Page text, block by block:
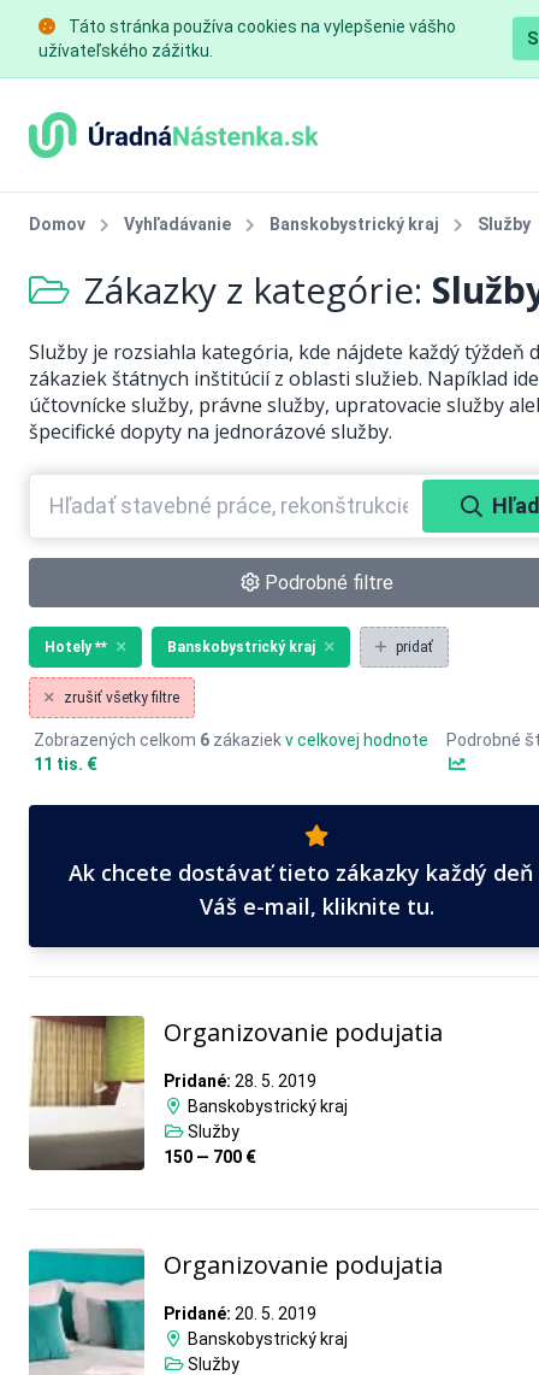
Táto stránka používa cookies na vylepšenie vášho
užívateľského zážitku.
Domov Vyhľadávanie Banskobystrický kraj Služby
Zákazky z kategórie:
Služby je rozsiahla kategória, kde nájdete každý týždeň
zákaziek štátnych inštitúcií z oblasti služieb. Napíklad
účtovnícke služby, právne služby, upratovacie služby
špecifické dopyty na jednorázové služby.
Podrobné filtre
Hotely ** Banskobystrický kraj pridať
zrušiť všetky filtre
Zobrazených celkom 6 zákaziekv celkovej hodnote
11 tis. €
Podrobné
Ak chcete dostávať tieto zákazky každý deň
Váš e-mail, kliknite tu.
Organizovanie podujatia
Pridané: 28. 5. 2019
Banskobystrický kraj
Služby
150 — 700 €
Organizovanie podujatia
Pridané: 20. 5. 2019
Banskobystrický kraj
Služby